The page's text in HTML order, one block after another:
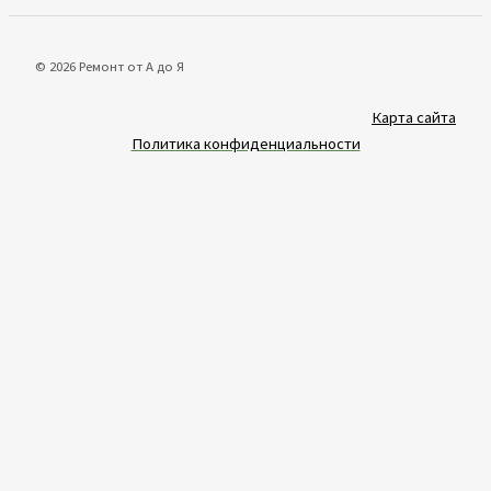
© 2026 Ремонт от А до Я
Карта сайта
Политика конфиденциальности